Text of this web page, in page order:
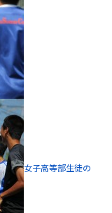
女子高等部生徒の